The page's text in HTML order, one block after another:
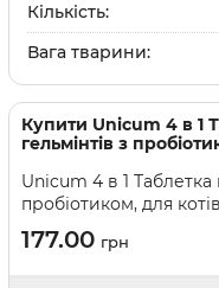
Кількість:
Вага тварини:
Купити Unicum 4 в 1
гельмінтів з
Unicum 4 в 1 Таблетка
пробіотиком, для
177.00 грн